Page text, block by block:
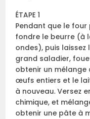
ÉTAPE 1
Pendant que le four
fondre le beurre (à
ondes), puis laissez
grand saladier,
obtenir un mélange
œufs entiers et le
à nouveau. Versez
chimique, et
obtenir une pâte à